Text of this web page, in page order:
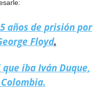
años de prisión por
Floyd.
iba Iván Duque,